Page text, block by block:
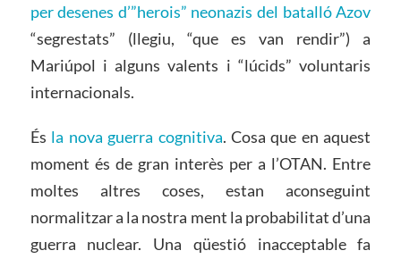
per desenes d’”herois” neonazis del batalló Azov
“segrestats” (llegiu, “que es van rendir”) a
Mariúpol i alguns valents i “lúcids” voluntaris
internacionals.
És la nova guerra cognitiva. Cosa que en aquest
moment és de gran interès per a l’OTAN. Entre
moltes altres coses, estan aconseguint
normalitzar a la nostra ment la probabilitat d’una
guerra nuclear. Una qüestió inacceptable fa